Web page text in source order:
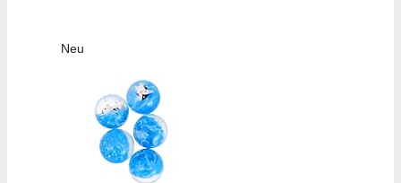
Neu